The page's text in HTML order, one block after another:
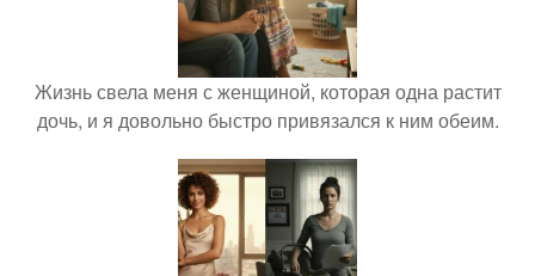
Жизнь свела меня с женщиной, которая одна растит
дочь, и я довольно быстро привязался к ним обеим.